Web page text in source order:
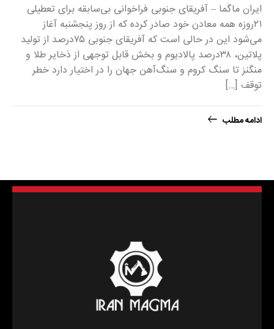
ایران ماگما – آفریقای جنوبی فراخوانی بی‌سابقه برای تعطیلی
۲۱روزه همه معادن خود صادر کرده که از روز پنجشنبه آغاز
می‌شود این در حالی است که آفریقای جنوبی ۷۵درصد از تولید
پلاتین، ۳۸درصد پالادیوم و بخش قابل توجهی از ذخایر طلا و
منگنز تا سنگ کروم و سنگ‌آهن جهان را در اختیار دارد خطر
توقف […]
ادامه مطلب